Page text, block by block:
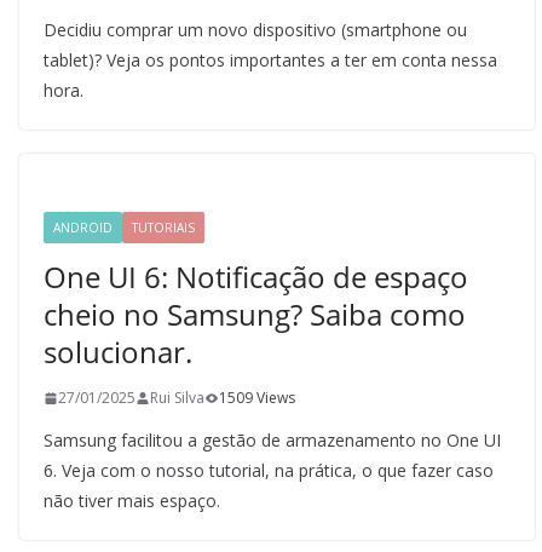
Decidiu comprar um novo dispositivo (smartphone ou
tablet)? Veja os pontos importantes a ter em conta nessa
hora.
ANDROID TUTORIAIS
One UI 6: Notificação de espaço
cheio no Samsung? Saiba como
solucionar.
27/01/2025 Rui Silva 1509 Views
Samsung facilitou a gestão de armazenamento no One UI
6. Veja com o nosso tutorial, na prática, o que fazer caso
não tiver mais espaço.